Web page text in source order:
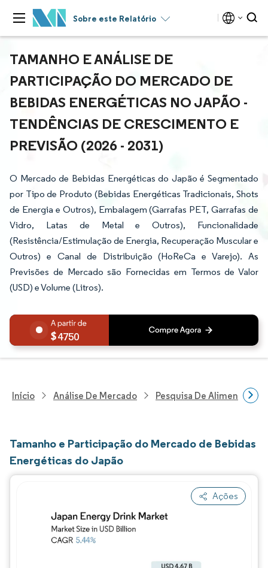
Sobre este Relatório
TAMANHO E ANÁLISE DE
PARTICIPAÇÃO DO MERCADO DE
BEBIDAS ENERGÉTICAS NO JAPÃO -
TENDÊNCIAS DE CRESCIMENTO E
PREVISÃO (2026 - 2031)
O Mercado de Bebidas Energéticas do Japão é Segmentado
por Tipo de Produto (Bebidas Energéticas Tradicionais, Shots
de Energia e Outros), Embalagem (Garrafas PET, Garrafas de
Vidro, Latas de Metal e Outros), Funcionalidade
(Resistência/Estimulação de Energia, Recuperação Muscular e
Outros) e Canal de Distribuição (HoReCa e Varejo). As
Previsões de Mercado são Fornecidas em Termos de Valor
(USD) e Volume (Litros).
4750
Início Análise De Mercado Pesquisa De Alimentos E
Tamanho e Participação do Mercado de Bebidas
Energéticas do Japão
Ações